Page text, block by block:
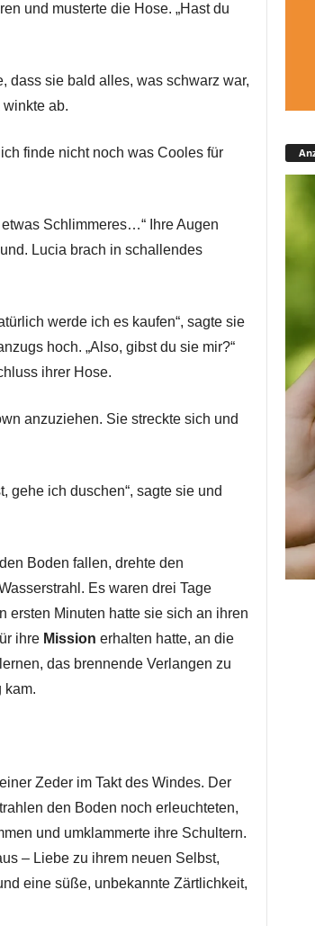
und musterte die Hose. „Hast du
dass sie bald alles, was schwarz war,
winkte ab.
finde nicht noch was Cooles für
Schlimmeres…“ Ihre Augen
Lucia brach in schallendes
werde ich es kaufen“, sagte sie
hoch. „Also, gibst du sie mir?“
ihrer Hose.
anzuziehen. Sie streckte sich und
gehe ich duschen“, sagte sie und
Boden fallen, drehte den
Es waren drei Tage
ersten Minuten hatte sie sich an ihren
ihre Mission erhalten hatte, an die
das brennende Verlangen zu
kam.
Zeder im Takt des Windes. Der
den Boden noch erleuchteten,
und umklammerte ihre Schultern.
– Liebe zu ihrem neuen Selbst,
eine süße, unbekannte Zärtlichkeit,